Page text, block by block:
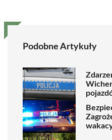
Podobne Artykuły